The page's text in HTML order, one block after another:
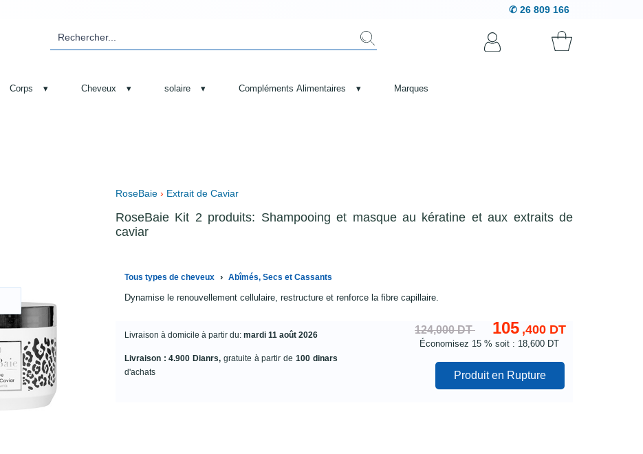
✆ 26 809 166
Corps ▾ Cheveux ▾ solaire ▾ Compléments Alimentaires ▾ Marques
RoseBaie › Extrait de Caviar
RoseBaie Kit 2 produits: Shampooing et masque au kératine et aux extraits de
caviar
Tous types de cheveux › Abîmés, Secs et Cassants
Dynamise le renouvellement cellulaire, restructure et renforce la fibre capillaire.
Livraison à domicile à partir du: mardi 11 août 2026
Livraison : 4.900 Dianrs, gratuite à partir de 100 dinars
d'achats
124,000 DT 105 ,400 DT
Économisez 15 % soit : 18,600 DT
Produit en Rupture